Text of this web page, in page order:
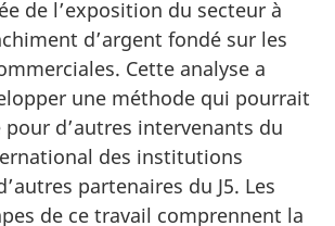
de l’exposition du secteur à
d’argent fondé sur les
Cette analyse a
une méthode qui pourrait
d’autres intervenants du
des institutions
partenaires du J5. Les
de ce travail comprennent la